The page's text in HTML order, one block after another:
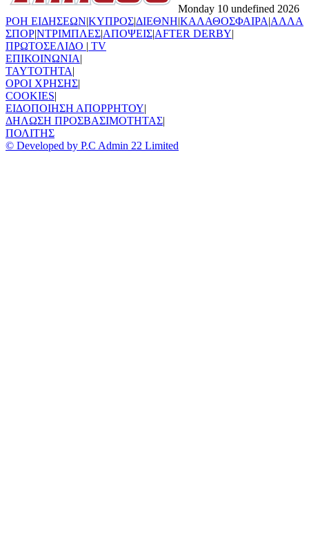
Monday 10 undefined 2026
ΡΟΗ ΕΙΔΗΣΕΩΝ|ΚΥΠΡΟΣ|ΔΙΕΘΝΗ|ΚΑΛΑΘΟΣΦΑΙΡΑ|ΑΛΛΑ
ΣΠΟΡ|ΝΤΡΙΜΠΛΕΣ|ΑΠΟΨΕΙΣ|AFTER DERBY|
ΠΡΩΤΟΣΕΛΙΔΟ | TV
ΕΠΙΚΟΙΝΩΝΙΑ|
TAYTOTHTA|
ΟΡΟΙ ΧΡΗΣΗΣ|
COOKIES|
ΕΙΔΟΠΟΙΗΣΗ ΑΠΟΡΡΗΤΟΥ|
ΔΗΛΩΣΗ ΠΡΟΣΒΑΣΙΜΟΤΗΤΑΣ|
ΠΟΛΙΤΗΣ
© Developed by P.C Admin 22 Limited